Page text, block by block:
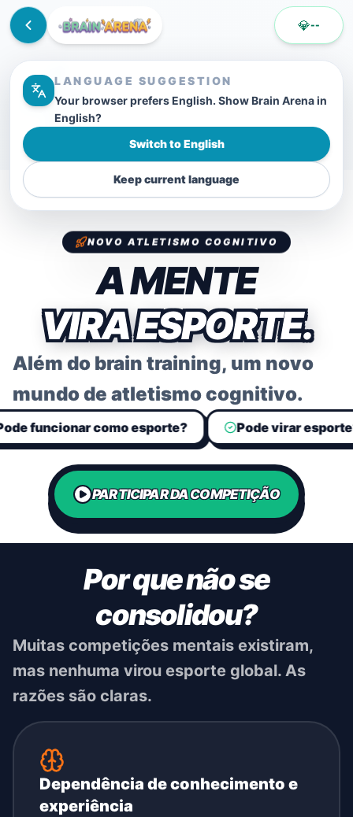
LANGUAGE SUGGESTION
Your browser prefers English. Show Brain Arena in
English?
Switch to English
Keep current language
💎--
NOVO ATLETISMO COGNITIVO
A MENTE
VIRA ESPORTE.
Além do brain training, um novo
mundo de atletismo cognitivo.
funcionar como esporte? Pode virar esporte?
PARTICIPAR DA COMPETIÇÃO
Por que não se
consolidou?
Muitas competições mentais existiram,
mas nenhuma virou esporte global. As
razões são claras.
Dependência de conhecimento e
experiência